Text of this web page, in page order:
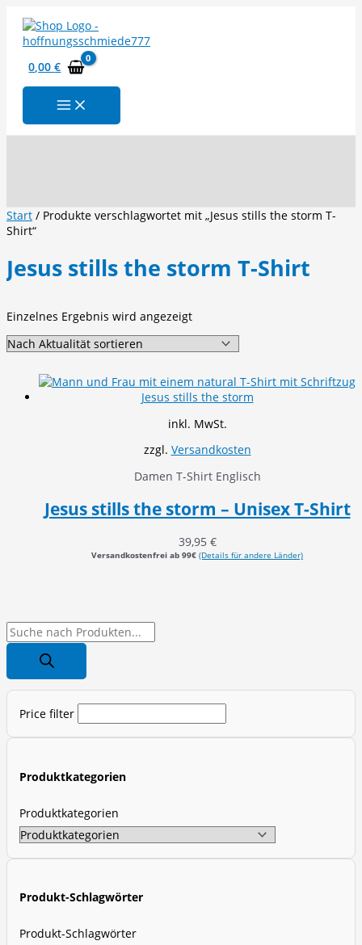
Inhalt
springen
0,00€
P
o
d
c
Price filter
Produktkategorien
Produktkategorien
Produkt-Schlagwörter
Produkt-Schlagwörter
Start / Produkte verschlagwortet mit „Jesus stills the storm T-
Shirt“
Jesus stills the storm T-Shirt
Einzelnes Ergebnis wird angezeigt
inkl. MwSt.
zzgl. Versandkosten
Damen T-Shirt Englisch
Jesus stills the storm – Unisex T-Shirt
39,95 €
Versandkostenfrei ab 99€ (Details für andere Länder)